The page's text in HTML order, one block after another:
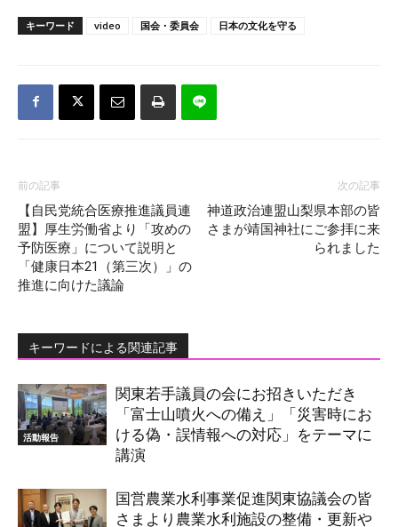
キーワード video 国会・委員会 日本の文化を守る
前の記事
【自民党統合医療推進議員連
盟】厚生労働省より「攻めの
予防医療」について説明と
「健康日本21（第三次）」の
推進に向けた議論
次の記事
神道政治連盟山梨県本部の皆
さまが靖国神社にご参拝に来
られました
キーワードによる関連記事
活動報告
関東若手議員の会にお招きいただき
「富士山噴火への備え」「災害時にお
ける偽・誤情報への対応」をテーマに
講演
国営農業水利事業促進関東協議会の皆
さまより農業水利施設の整備・更新や